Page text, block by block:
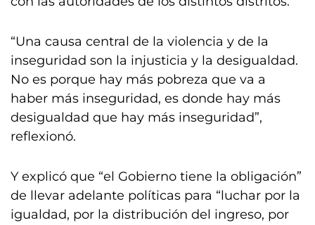
“Una causa central de la violencia y de la
inseguridad son la injusticia y la desigualdad.
No es porque hay más pobreza que va a
haber más inseguridad, es donde hay más
desigualdad que hay más inseguridad”,
reflexionó.
Y explicó que “el Gobierno tiene la obligación”
de llevar adelante políticas para “luchar por la
igualdad, por la distribución del ingreso, por